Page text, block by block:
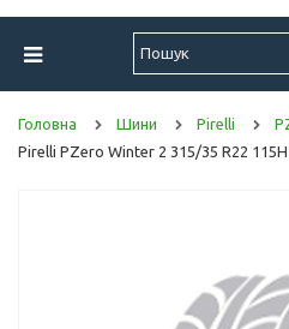
Головна Шини Pirelli
Pirelli PZero Winter 2 315/35 R22